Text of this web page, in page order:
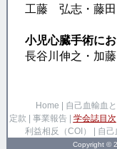
工藤 弘志・藤
小児心臓手術に
長谷川伸之・
Home
自己血輸血
定款
事業報告| 学会誌目次
利益相反（COI）
自己
Copyright ©